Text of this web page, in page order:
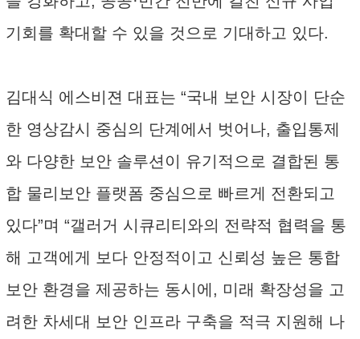
기회를 확대할 수 있을 것으로 기대하고 있다.
김대식 에스비젼 대표는 “국내 보안 시장이 단순
한 영상감시 중심의 단계에서 벗어나, 출입통제
와 다양한 보안 솔루션이 유기적으로 결합된 통
합 물리보안 플랫폼 중심으로 빠르게 전환되고
있다”며 “갤러거 시큐리티와의 전략적 협력을 통
해 고객에게 보다 안정적이고 신뢰성 높은 통합
보안 환경을 제공하는 동시에, 미래 확장성을 고
려한 차세대 보안 인프라 구축을 적극 지원해 나